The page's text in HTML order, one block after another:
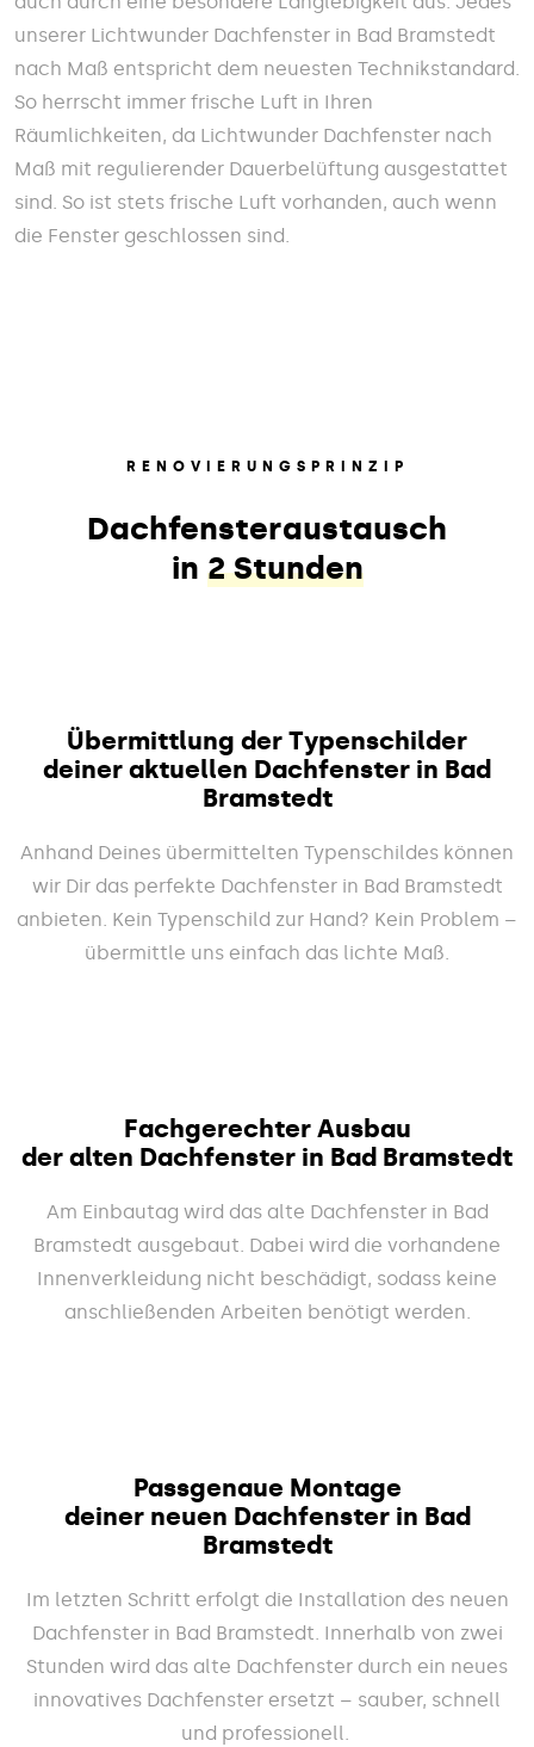
unserer Lichtwunder Dachfenster in Bad Bramstedt
nach Maß entspricht dem neuesten Technikstandard.
So herrscht immer frische Luft in Ihren
Räumlichkeiten, da Lichtwunder Dachfenster nach
Maß mit regulierender Dauerbelüftung ausgestattet
sind. So ist stets frische Luft vorhanden, auch wenn
die Fenster geschlossen sind.
RENOVIERUNGSPRINZIP
Dachfensteraustausch
in 2 Stunden
Übermittlung der Typenschilder
deiner aktuellen Dachfenster in Bad
Bramstedt
Anhand Deines übermittelten Typenschildes können
wir Dir das perfekte Dachfenster in Bad Bramstedt
anbieten. Kein Typenschild zur Hand? Kein Problem –
übermittle uns einfach das lichte Maß.
Fachgerechter Ausbau
der alten Dachfenster in Bad Bramstedt
Am Einbautag wird das alte Dachfenster in Bad
Bramstedt ausgebaut. Dabei wird die vorhandene
Innenverkleidung nicht beschädigt, sodass keine
anschließenden Arbeiten benötigt werden.
Passgenaue Montage
deiner neuen Dachfenster in Bad
Bramstedt
Im letzten Schritt erfolgt die Installation des neuen
Dachfenster in Bad Bramstedt. Innerhalb von zwei
Stunden wird das alte Dachfenster durch ein neues
innovatives Dachfenster ersetzt – sauber, schnell
und professionell.